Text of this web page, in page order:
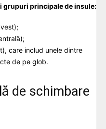
grupuri principale de insule:
care includ unele dintre
de pe glob.
de schimbare